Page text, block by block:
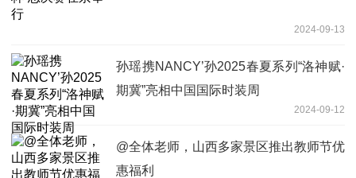
2024-09-13
孙瑶携NANCY’孙2025春夏系列“洛神赋·
期冀”亮相中国国际时装周
2024-09-12
@全体老师，山西多家景区推出教师节优
惠福利